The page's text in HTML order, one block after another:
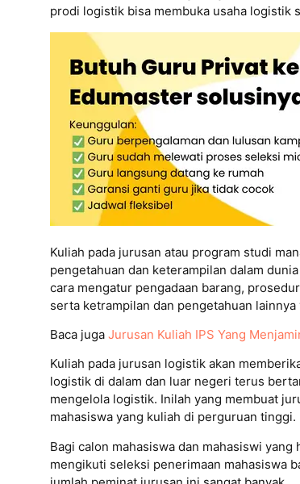
prodi logistik bisa membuka usaha logistik
Kuliah pada jurusan atau program studi
pengetahuan dan keterampilan dalam
cara mengatur pengadaan barang,
serta ketrampilan dan pengetahuan
Baca juga Jurusan Kuliah IPS Yang
Kuliah pada jurusan logistik akan
logistik di dalam dan luar negeri terus
mengelola logistik. Inilah yang membuat
mahasiswa yang kuliah di perguruan tinggi.
Bagi calon mahasiswa dan mahasiswi
mengikuti seleksi penerimaan mahasiswa